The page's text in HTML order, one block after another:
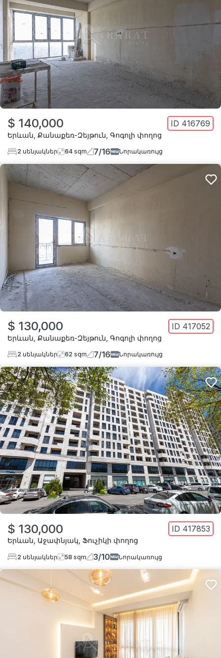
$ 140,000 ID 416769
Երևան Քանաքեռ-Զեյթուն Գոգոլի փողոց
2 սենյակներ 64 sqm 7/16 Նորակառույց
$ 130,000 ID 417052
Երևան Քանաքեռ-Զեյթուն Գոգոլի փողոց
2 սենյակներ 62 sqm 7/16 Նորակառույց
$ 130,000 ID 417853
Երևան Աջափնյակ Ֆուչիկի փողոց
2 սենյակներ 58 sqm 3/10 Նորակառույց